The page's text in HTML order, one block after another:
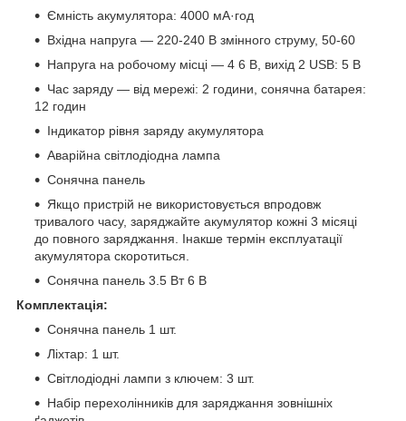
Ємність акумулятора: 4000 мА·год
Вхідна напруга — 220-240 В змінного струму, 50-60
Напруга на робочому місці — 4 6 В, вихід 2 USB: 5 В
Час заряду — від мережі: 2 години, сонячна батарея:
12 годин
Індикатор рівня заряду акумулятора
Аварійна світлодіодна лампа
Сонячна панель
Якщо пристрій не використовується впродовж
тривалого часу, заряджайте акумулятор кожні 3 місяці
до повного заряджання. Інакше термін експлуатації
акумулятора скоротиться.
Сонячна панель 3.5 Вт 6 В
Комплектація:
Сонячна панель 1 шт.
Ліхтар: 1 шт.
Світлодіодні лампи з ключем: 3 шт.
Набір перехолінників для заряджання зовнішніх